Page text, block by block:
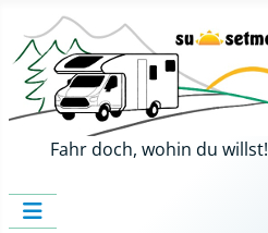
Fahr doch, wohin du willst!